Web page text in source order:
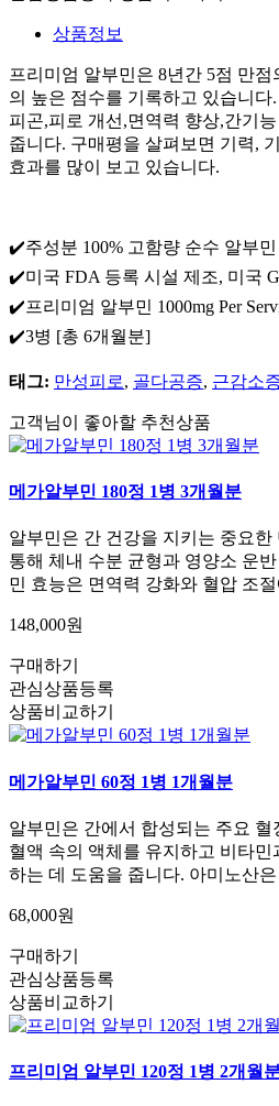
상품정보
프리미엄 알부민은 8년간 5점 만
의 높은 점수를 기록하고 있습니다.
피곤,피로 개선,면역력 향상,간기
줍니다. 구매평을 살펴보면 기력,
효과를 많이 보고 있습니다.
✔️주성분 100% 고함량 순수 알부민
✔️미국 FDA 등록 시설 제조, 미국
✔️프리미엄 알부민 1000mg Per
✔️3병 [총 6개월분]
태그: 만성피로, 골다공증, 근감소
고객님이 좋아할 추천상품
메가알부민 180정 1병 3개월분
알부민은 간 건강을 지키는 중요
통해 체내 수분 균형과 영양소 운
민 효능은 면역력 강화와 혈압 조
148,000원
구매하기
관심상품등록
상품비교하기
메가알부민 60정 1병 1개월분
알부민은 간에서 합성되는 주요
혈액 속의 액체를 유지하고 비타
하는 데 도움을 줍니다. 아미노산
68,000원
구매하기
관심상품등록
상품비교하기
프리미엄 알부민 120정 1병 2개월